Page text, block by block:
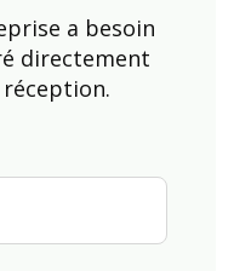
a besoin
directement